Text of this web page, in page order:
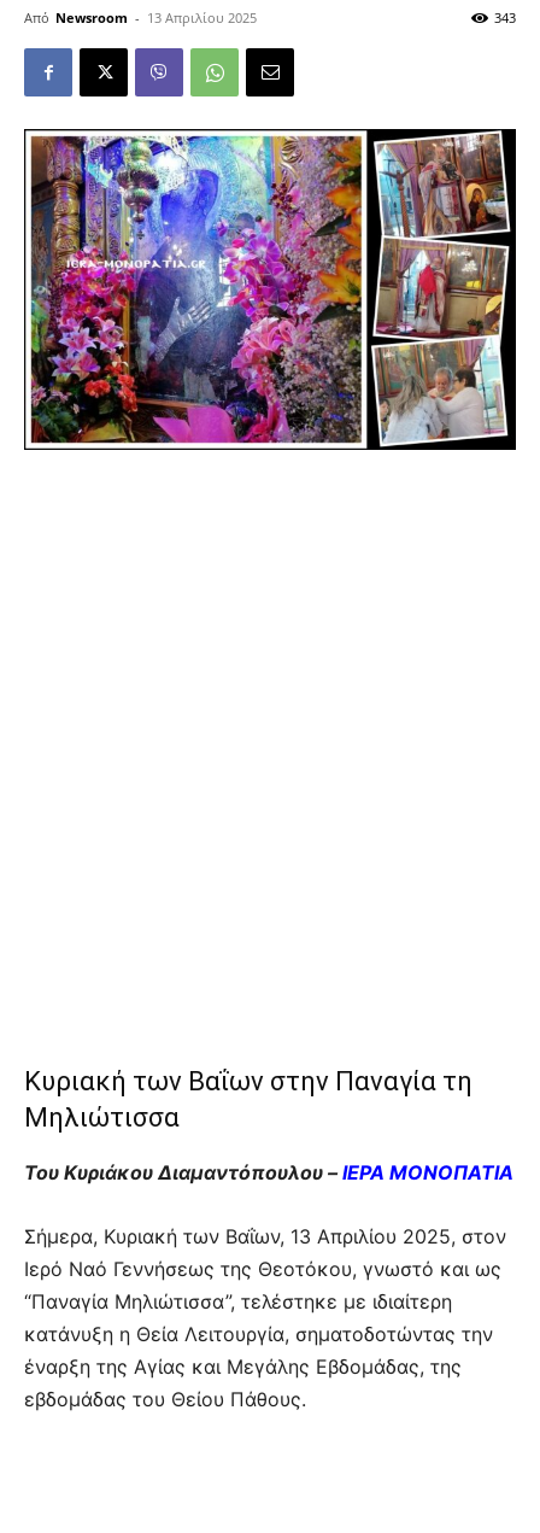
Από Newsroom - 13 Απριλίου 2025 343
Κυριακή των Βαΐων στην Παναγία τη
Μηλιώτισσα
Του Κυριάκου Διαμαντόπουλου –ΙΕΡΑ ΜΟΝΟΠΑΤΙΑ
Σήμερα, Κυριακή των Βαΐων, 13 Απριλίου 2025, στον
Ιερό Ναό Γεννήσεως της Θεοτόκου, γνωστό και ως
“Παναγία Μηλιώτισσα”, τελέστηκε με ιδιαίτερη
κατάνυξη η Θεία Λειτουργία, σηματοδοτώντας την
έναρξη της Αγίας και Μεγάλης Εβδομάδας, της
εβδομάδας του Θείου Πάθους.